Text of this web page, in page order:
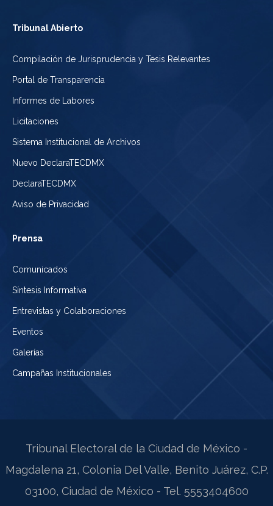
Tribunal Abierto
Compilación de Jurisprudencia y Tesis Relevantes
Portal de Transparencia
Informes de Labores
Licitaciones
Sistema Institucional de Archivos
Nuevo DeclaraTECDMX
DeclaraTECDMX
Aviso de Privacidad
Prensa
Comunicados
Síntesis Informativa
Entrevistas y Colaboraciones
Eventos
Galerías
Campañas Institucionales
Tribunal Electoral de la Ciudad de México -
Magdalena 21, Colonia Del Valle, Benito Juárez, C.P.
03100, Ciudad de México - Tel. 5553404600